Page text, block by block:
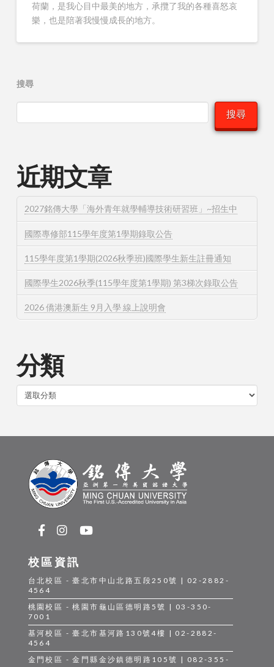
荷蘭，是我心目中最美的地方，承攬了我的各種喜怒哀
樂，也是陪著我慢慢成長的地方。
搜尋
搜尋
近期文章
2027銘傳大學「海外青年就學輔導技術研習班」~招生中
國際專修部115學年度第1學期錄取公告
115學年度第1學期(2026秋季班)國際學生新生註冊通知
國際學生2026秋季(115學年度第1學期) 第3梯次錄取公告
2026 僑港澳新生 9月入學 線上說明會
分類
類
校區資訊
台北校區 - 臺北市中山北路五段250號 | 02-2882-
4564
桃園校區 - 桃園市龜山區德明路5號 | 03-350-
7001
基河校區 - 臺北市基河路130號4樓 | 02-2882-
4564
金門校區 - 金門縣金沙鎮德明路105號 | 082-355-